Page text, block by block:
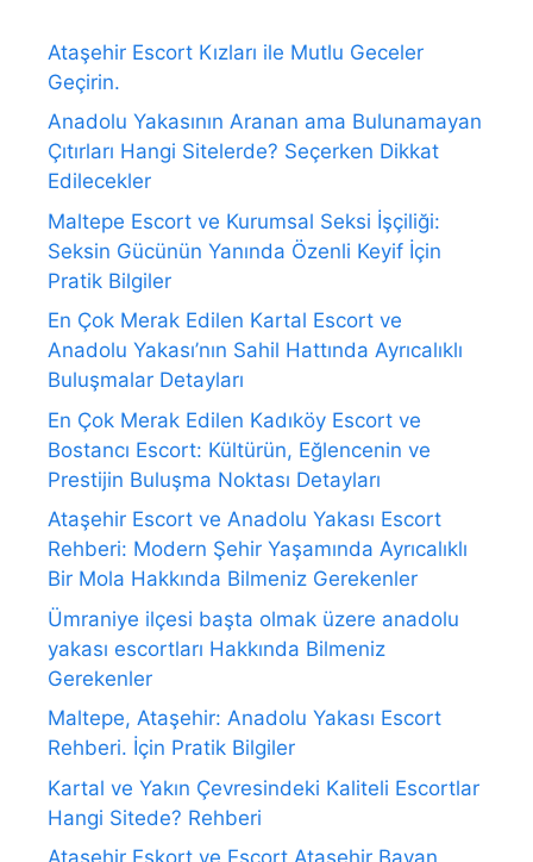
Ataşehir Escort Kızları ile Mutlu Geceler
Geçirin.
Anadolu Yakasının Aranan ama Bulunamayan
Çıtırları Hangi Sitelerde? Seçerken Dikkat
Edilecekler
Maltepe Escort ve Kurumsal Seksi İşçiliği:
Seksin Gücünün Yanında Özenli Keyif İçin
Pratik Bilgiler
En Çok Merak Edilen Kartal Escort ve
Anadolu Yakası’nın Sahil Hattında Ayrıcalıklı
Buluşmalar Detayları
En Çok Merak Edilen Kadıköy Escort ve
Bostancı Escort: Kültürün, Eğlencenin ve
Prestijin Buluşma Noktası Detayları
Ataşehir Escort ve Anadolu Yakası Escort
Rehberi: Modern Şehir Yaşamında Ayrıcalıklı
Bir Mola Hakkında Bilmeniz Gerekenler
Ümraniye ilçesi başta olmak üzere anadolu
yakası escortları Hakkında Bilmeniz
Gerekenler
Maltepe, Ataşehir: Anadolu Yakası Escort
Rehberi. İçin Pratik Bilgiler
Kartal ve Yakın Çevresindeki Kaliteli Escortlar
Hangi Sitede? Rehberi